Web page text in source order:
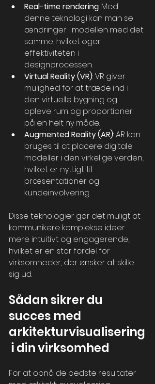
Real-time rendering: Med
denne teknologi kan man se
ændringer i modellen med det
samme, hvilket øger
effektiviteten i
designprocessen.
Virtual Reality (VR): VR giver
mulighed for at træde ind i
den virtuelle bygning og
opleve rum og proportioner
på en helt ny måde.
Augmented Reality (AR): AR kan
bruges til at placere digitale
modeller i den virkelige verden,
hvilket er nyttigt til
præsentationer og
kundeinvolvering.
Disse teknologier gør det muligt at
kommunikere komplekse ideer
mere intuitivt og engagerende,
hvilket er en stor fordel for
virksomheder, der ønsker at skille
sig ud.
Sådan sikrer du
succes med
arkitekturvisualisering
i din virksomhed
For at opnå de bedste resultater